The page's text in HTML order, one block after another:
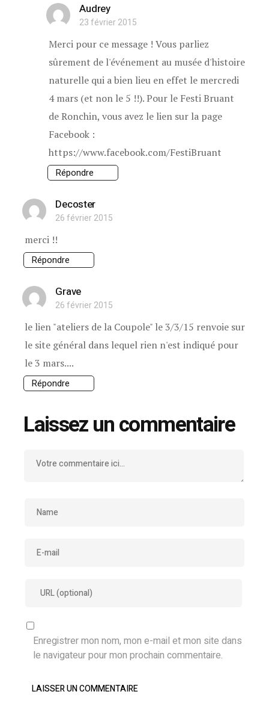
Audrey
23 février 2015
Merci pour ce message ! Vous parliez
sûrement de l'événement au musée d'histoire
naturelle qui a bien lieu en effet le mercredi
4 mars (et non le 5 !!). Pour le Festi Bruant
de Ronchin, vous avez le lien sur la page
Facebook :
https://www.facebook.com/FestiBruant
Répondre
Decoster
26 février 2015
merci !!
Répondre
Grave
26 février 2015
le lien "ateliers de la Coupole" le 3/3/15 renvoie sur
le site général dans lequel rien n'est indiqué pour
le 3 mars....
Répondre
Laissez un commentaire
Enregistrer mon nom, mon e-mail et mon site dans
le navigateur pour mon prochain commentaire.